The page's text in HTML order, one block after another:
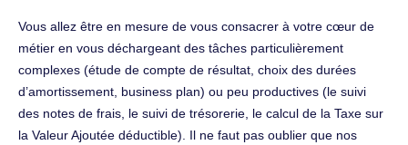
Vous allez être en mesure de vous consacrer à votre cœur de
métier en vous déchargeant des tâches particulièrement
complexes (étude de compte de résultat, choix des durées
d’amortissement, business plan) ou peu productives (le suivi
des notes de frais, le suivi de trésorerie, le calcul de la Taxe sur
la Valeur Ajoutée déductible). Il ne faut pas oublier que nos